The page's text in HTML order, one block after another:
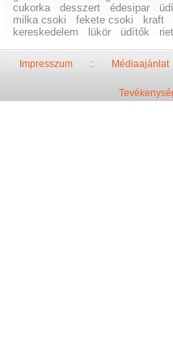
cukorka
desszert édesipar
milka csoki
fekete csoki kraft
kereskedelem
lükör üdítők
Impresszum::Médiaajánlat